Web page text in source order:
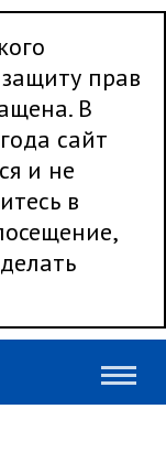
прав
В
сайт
и не
в